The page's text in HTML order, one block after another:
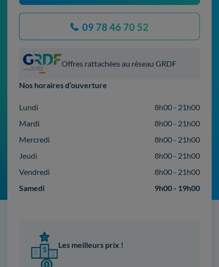
09 78 46 70 52
Offres rattachées au réseau GRDF
Nos horaires d’ouverture
Lundi
8h00 - 21h00
Mardi
8h00 - 21h00
Mercredi
8h00 - 21h00
Jeudi
8h00 - 21h00
Vendredi
8h00 - 21h00
Samedi
9h00 - 19h00
Les meilleurs prix !